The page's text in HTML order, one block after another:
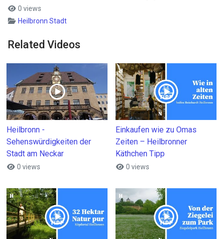
0 views
Heilbronn Stadt
Related Videos
Heilbronn -
Sehenswürdigkeiten der
Stadt am Neckar
0 views
Einkaufen wie zu Omas
Zeiten – Heilbronner
Käthchen Tipp
0 views